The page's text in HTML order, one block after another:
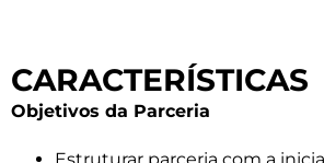
CARACTERÍSTICAS
Objetivos da Parceria